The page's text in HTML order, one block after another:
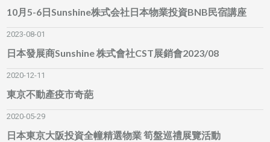
10月5-6日Sunshine株式会社日本物業投資BNB民宿講座
2023-08-01
日本發展商Sunshine 株式會社CST展銷會2023/08
2020-12-11
東京不動產疫市奇葩
2020-05-29
日本東京大阪投資全幢精選物業 筍盤巡禮展覽活動